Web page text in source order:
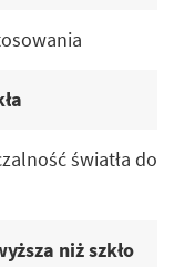
światła do
niż szkło